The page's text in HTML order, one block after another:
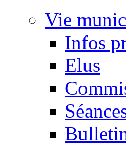
Vie
Infos
Elus